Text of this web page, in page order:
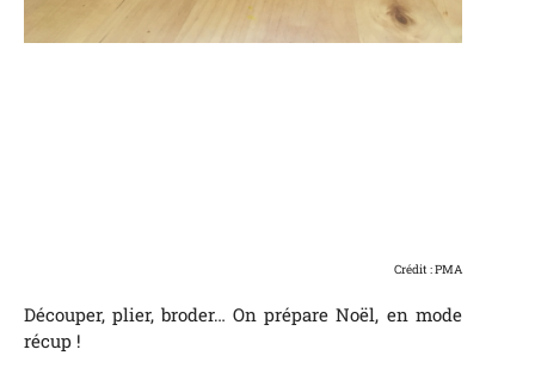
Crédit : PMA
Découper, plier, broder… On prépare Noël, en mode
récup !